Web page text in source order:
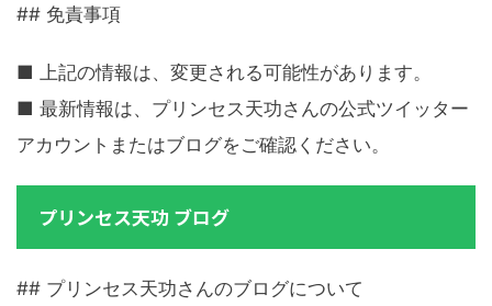
## 免責事項
■ 上記の情報は、変更される可能性があります。
■ 最新情報は、プリンセス天功さんの公式ツイッター
アカウントまたはブログをご確認ください。
プリンセス天功 ブログ
## プリンセス天功さんのブログについて